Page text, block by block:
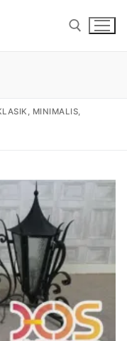
Mewah
Besi Tempa
MINIMALIS,